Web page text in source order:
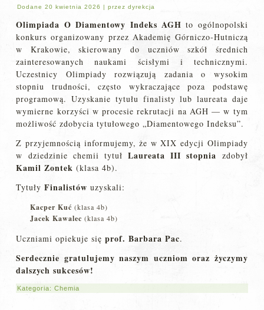
Dodane 20 kwietnia 2026 |przez dyrekcja
Olimpiada O Diamentowy Indeks AGH to ogólnopolski
konkurs organizowany przez Akademię Górniczo‑Hutniczą
w Krakowie, skierowany do uczniów szkół średnich
zainteresowanych naukami ścisłymi i technicznymi.
Uczestnicy Olimpiady rozwiązują zadania o wysokim
stopniu trudności, często wykraczające poza podstawę
programową. Uzyskanie tytułu finalisty lub laureata daje
wymierne korzyści w procesie rekrutacji na AGH — w tym
możliwość zdobycia tytułowego „Diamentowego Indeksu”.
Z przyjemnością informujemy, że w XIX edycji Olimpiady
w dziedzinie chemii tytułLaureata III stopnia zdobył
Kamil Zontek (klasa 4b).
TytułyFinalistów uzyskali:
Kacper Kuć (klasa 4b)
Jacek Kawalec (klasa 4b)
Uczniami opiekuje sięprof. Barbara Pac.
Serdecznie gratulujemy naszym uczniom oraz życzymy
dalszych sukcesów!
Kategoria:Chemia